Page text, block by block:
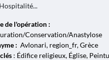
de l'opération :
Conservation/Anastylose
: Avlonari, region_fr, Grèce
: Édifice religieux, Église,